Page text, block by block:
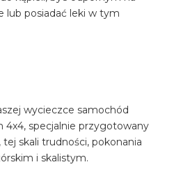
lub posiadać leki w tym
wycieczce samochód
4x4, specjalnie przygotowany
skali trudności, pokonania
i skalistym.